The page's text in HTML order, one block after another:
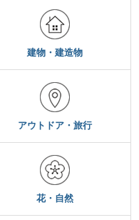
建物・建造物
アウトドア・旅行
花・自然